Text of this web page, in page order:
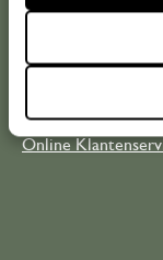
meestgestelde
Online